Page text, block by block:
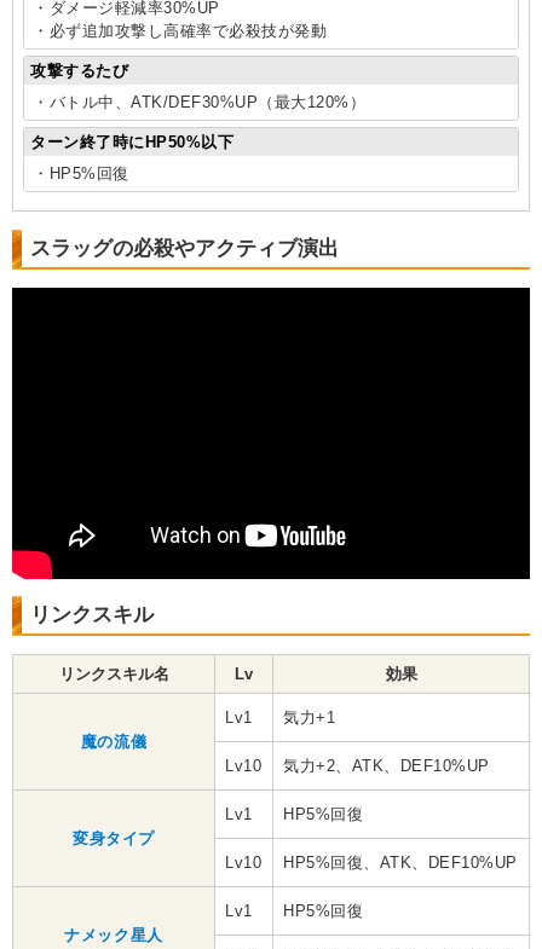
・ダメージ軽減率30%UP
・必ず追加攻撃し高確率で必殺技が発動
攻撃するたび
・バトル中、ATK/DEF30%UP（最大120%）
ターン終了時にHP50%以下
・HP5%回復
スラッグの必殺やアクティブ演出
リンクスキル
リンクスキル名 Lv 効果
魔の流儀
Lv1 気力+1
Lv10 気力+2、ATK、DEF10%UP
変身タイプ
Lv1 HP5%回復
Lv10 HP5%回復、ATK、DEF10%UP
ナメック星人
Lv1 HP5%回復